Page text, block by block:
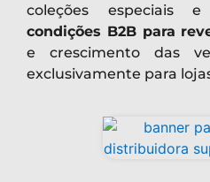
coleções especiais e
condições B2B para
e crescimento das
exclusivamente para